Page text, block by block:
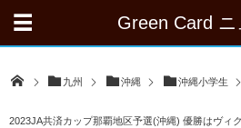
Green Card ニ
九州 沖縄 沖縄小学生
2023JA共済カップ那覇地区予選(沖縄) 優勝はヴィ